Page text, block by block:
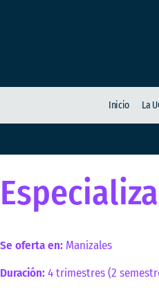
Inicio La
Se oferta en: Manizales
Duración:4 trimestres (2